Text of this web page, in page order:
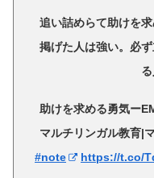
追い詰めらて助けを
掲げた人は強い。必
助けを求める勇気ー
マルチリンガル教育|
#note
https://t.co/